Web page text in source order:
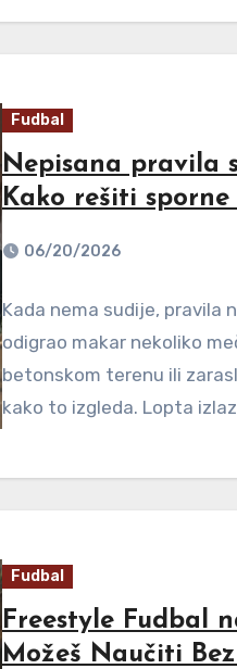
Fudbal
Nepisana pravila
Kako rešiti
06/20/2026
Kada nema sudije, pravila
odigrao makar nekoliko
betonskom terenu ili
kako to izgleda. Lopta
Fudbal
Freestyle Fudbal
Možeš Naučiti